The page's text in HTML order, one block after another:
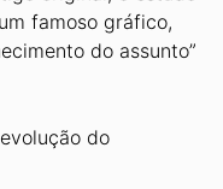
famoso gráfico,
do assunto”
do